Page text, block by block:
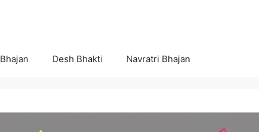
Bhajan Desh Bhakti Navratri Bhajan